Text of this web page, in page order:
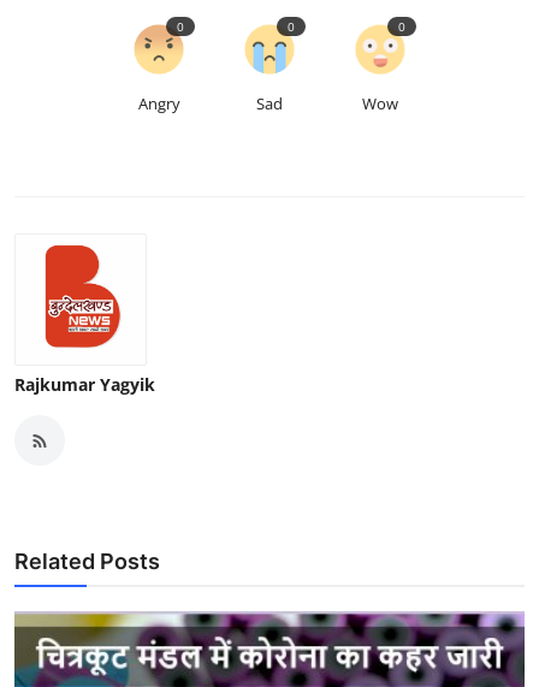
Angry
0
Sad
0
Wow
0
Rajkumar Yagyik
Related Posts